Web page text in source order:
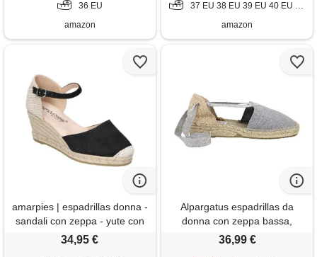
36 EU
amazon
37 EU 38 EU 39 EU 40 EU 41 EU
amazon
amarpies | espadrillas donna -
sandali con zeppa - yute con
fibbia - espadrilles stilose -
34,95 €
Alpargatus espadrillas da
donna con zeppa bassa,
valenciana, 1 corda, grigio, 40
36,99 €